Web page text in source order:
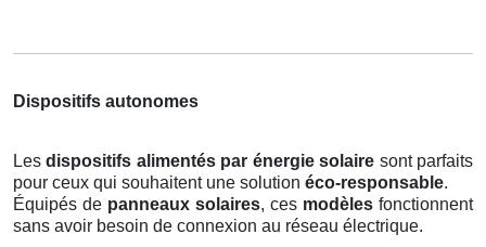
Dispositifs autonomes
Lesdispositifs alimentés par énergie solaire sont parfaits
pour ceux qui souhaitent une solution éco-responsable.
Équipés de panneaux solaires, ces modèles fonctionnent
sans avoir besoin de connexion au réseau électrique.